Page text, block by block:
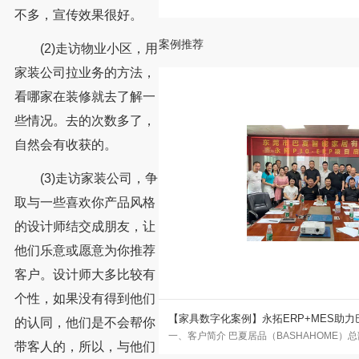
不多，宣传效果很好。
(2)走访物业小区，用
家装公司拉业务的方法，
看哪家在装修就去了解一
些情况。去的次数多了，
自然会有收获的。
(3)走访家装公司，争
取与一些喜欢你产品风格
的设计师结交成朋友，让
他们乐意或愿意为你推荐
客户。设计师大多比较有
个性，如果没有得到他们
的认同，他们是不会帮你
带客人的，所以，与他们
案例推荐
助力巴夏居品迈入数字化管理
）总部设于中国家具制造中心东
今，始终致力于融合时尚设计与创新成
永拓数字助力福建新特新金属数
客户介绍：新特新金属是一家专业